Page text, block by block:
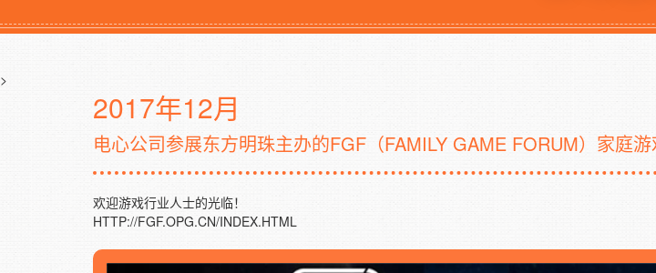
>
2017年12月
电心公司参展东方明珠主办的FGF（FAMILY GAME FORUM）家庭
欢迎游戏行业人士的光临！
HTTP://FGF.OPG.CN/INDEX.HTML